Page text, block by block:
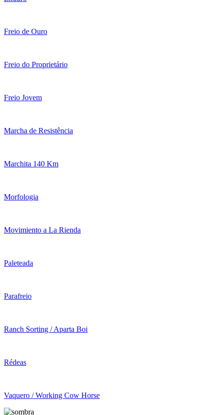
Freio de Ouro
Freio do Proprietário
Freio Jovem
Marcha de Resistência
Marchita 140 Km
Morfologia
Movimiento a La Rienda
Paleteada
Parafreio
Ranch Sorting / Aparta Boi
Rédeas
Vaquero / Working Cow Horse